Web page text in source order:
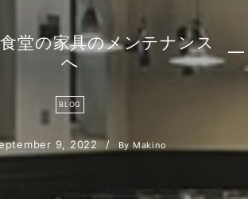
堂の家具のメンテナンス
へ
BLOG
9, 2022 By Makino